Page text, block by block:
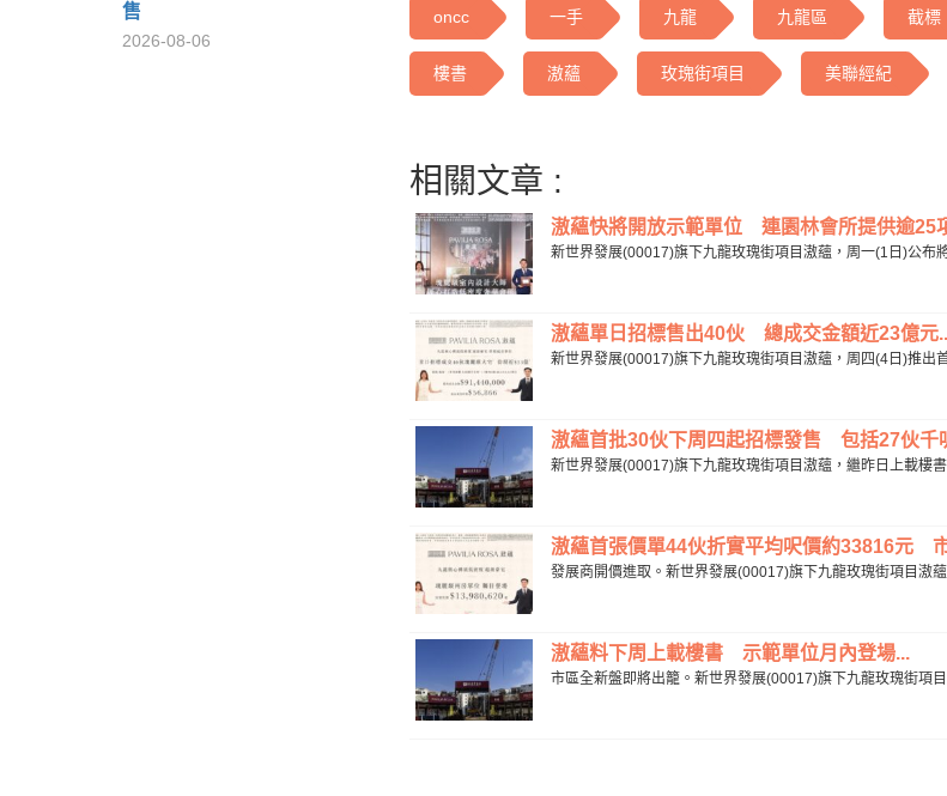
售
2026-08-06
oncc 一手 九龍 九龍區 截標
樓書 滶蘊 玫瑰街項目 美聯經紀
相關文章 :
滶蘊快將開放示範單位 連園林會所提供逾25
新世界發展(00017)旗下九龍玫瑰街項目滶蘊，周一(1日)公布
滶蘊單日招標售出40伙 總成交金額近23億元
新世界發展(00017)旗下九龍玫瑰街項目滶蘊，周四(4日)推出
滶蘊首批30伙下周四起招標發售 包括27伙千
新世界發展(00017)旗下九龍玫瑰街項目滶蘊，繼昨日上載樓
滶蘊首張價單44伙折實平均呎價約33816元
發展商開價進取。新世界發展(00017)旗下九龍玫瑰街項目滶
滶蘊料下周上載樓書 示範單位月內登場...
市區全新盤即將出籠。新世界發展(00017)旗下九龍玫瑰街項